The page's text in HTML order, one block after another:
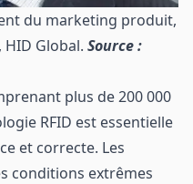
du marketing produit,
Global. Source :
plus de 200 000
RFID est essentielle
et correcte. Les
conditions extrêmes